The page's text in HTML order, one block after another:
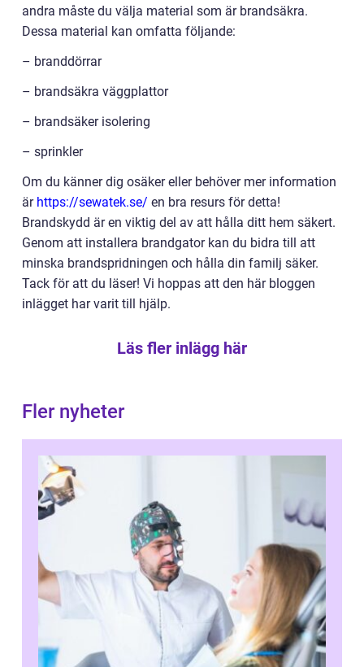
andra måste du välja material som är brandsäkra.
Dessa material kan omfatta följande:
– branddörrar
– brandsäkra väggplattor
– brandsäker isolering
– sprinkler
Om du känner dig osäker eller behöver mer information
är https://sewatek.se/ en bra resurs för detta!
Brandskydd är en viktig del av att hålla ditt hem säkert.
Genom att installera brandgator kan du bidra till att
minska brandspridningen och hålla din familj säker.
Tack för att du läser! Vi hoppas att den här bloggen
inlägget har varit till hjälp.
Läs fler inlägg här
Fler nyheter